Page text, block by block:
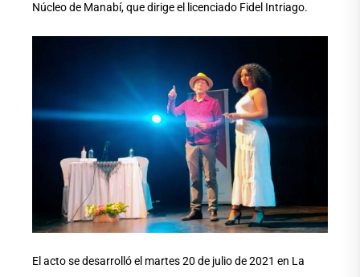
Núcleo de Manabí, que dirige el licenciado Fidel Intriago.
El acto se desarrolló el martes 20 de julio de 2021 en La